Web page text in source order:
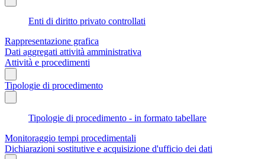
Enti di diritto privato controllati
Rappresentazione grafica
Dati aggregati attività amministrativa
Attività e procedimenti
Tipologie di procedimento
Tipologie di procedimento - in formato tabellare
Monitoraggio tempi procedimentali
Dichiarazioni sostitutive e acquisizione d'ufficio dei dati